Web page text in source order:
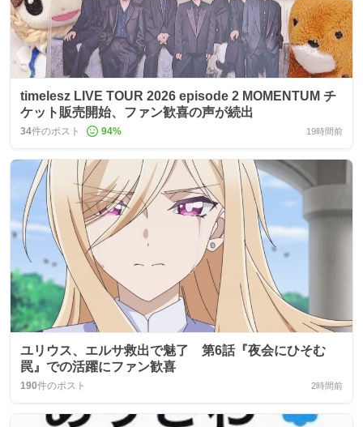
timelesz LIVE TOUR 2026 episode 2 MOMENTUM チ
ケット販売開始、ファン歓喜の声が続出
34件のポスト 94% 19時間前
ユリウス、エルサ救出で魅了 第6話『夜会にひそむ
罠』での活躍にファン歓喜
190件のポスト 2時間前